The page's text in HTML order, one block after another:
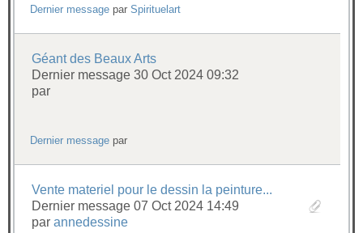
Dernier message parSpirituelart
Géant des Beaux Arts
Dernier message 30 Oct 2024 09:32
par
Dernier message par
Vente materiel pour le dessin la peinture...
Dernier message 07 Oct 2024 14:49
par annedessine